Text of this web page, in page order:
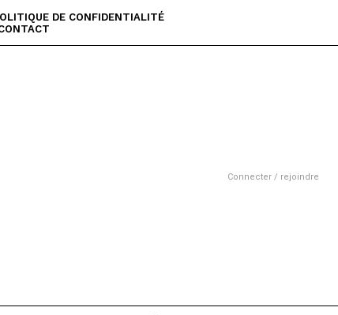
DE CONFIDENTIALITÉ
Connecter / rejoindre